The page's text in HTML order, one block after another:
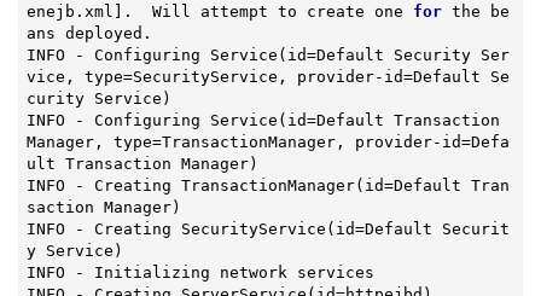
enejb.xml].  Will attempt to create one for the be
ans deployed.
INFO - Configuring Service (id=Default Security Ser
vice, type=SecurityService, provider-id=Default Se
curity Service)
INFO - Configuring Service (id=Default Transaction
Manager, type=TransactionManager, provider-id=Defa
ult Transaction Manager)
INFO - Creating TransactionManager(id=Default Tran
saction Manager)
INFO - Creating SecurityService (id=Default Securit
y Service)
INFO - Initializing network services